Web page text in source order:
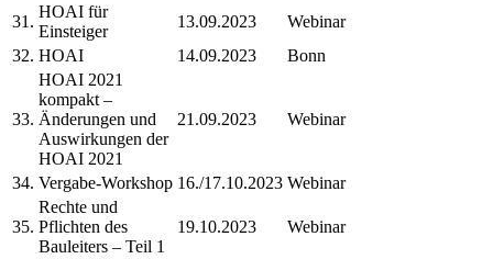
31.
HOAI für
Einsteiger
13.09.2023
Webinar
32. HOAI 14.09.2023 Bonn
33.
HOAI 2021
kompakt –
Änderungen und
Auswirkungen der
HOAI 2021
21.09.2023 Webinar
34. Vergabe-Workshop 16./17.10.2023 Webinar
35.
Rechte und
Pflichten des
Bauleiters – Teil 1
19.10.2023 Webinar